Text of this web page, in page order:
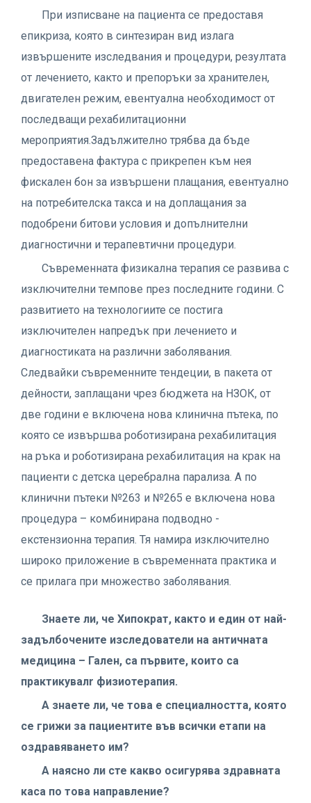
При изписване на пациента се предоставя
епикриза, която в синтезиран вид излага
извършените изследвания и процедури, резултата
от лечението, както и препоръки за хранителен,
двигателен режим, евентуална необходимост от
последващи рехабилитационни
мероприятия.Задължително трябва да бъде
предоставена фактура с прикрепен към нея
фискален бон за извършени плащания, евентуално
на потребителска такса и на доплащания за
подобрени битови условия и допълнителни
диагностични и терапевтични процедури.
Съвременната физикална терапия се развива с
изключителни темпове през последните години. С
развитието на технологиите се постига
изключителен напредък при лечението и
диагностиката на различни заболявания.
Следвайки съвременните тендеции, в пакета от
дейности, заплащани чрез бюджета на НЗОК, от
две години е включена нова клинична пътека, по
която се извършва роботизирана рехабилитация
на ръка и роботизирана рехабилитация на крак на
пациенти с детска церебрална парализа. А по
клинични пътеки №263 и №265 е включена нова
процедура – комбинирана подводно -
екстензионна терапия. Тя намира изключително
широко приложение в съвременната практика и
се прилага при множество заболявания.
Знаете ли, че Хипократ, както и един от най-
задълбочените изследователи на античната
медицина – Гален, са първите, които са
практикувалr физиотерапия.
А знаете ли, че това е специалността, която
се грижи за пациентите във всички етапи на
оздравяването им?
А наясно ли сте какво осигурява здравната
каса по това направление?